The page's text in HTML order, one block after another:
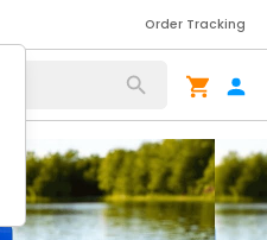
Order Tracking